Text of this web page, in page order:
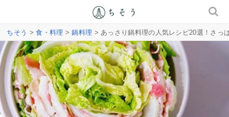
ちそう >食・料理 >鍋料理 > あっさり鍋料理の人気レシピ20選！さっ